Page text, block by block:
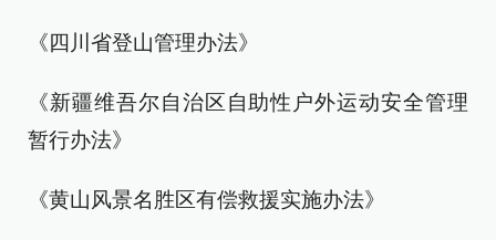
《四川省登山管理办法》
《新疆维吾尔自治区自助性户外运动安全管理
暂行办法》
《黄山风景名胜区有偿救援实施办法》